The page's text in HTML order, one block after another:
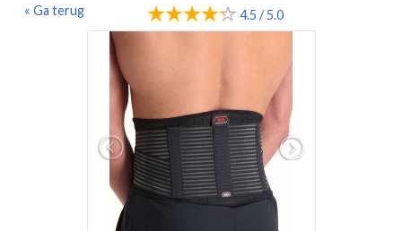
« Ga terug 4.5 / 5.0